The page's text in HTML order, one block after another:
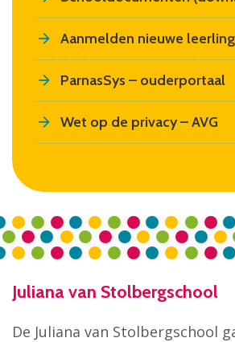
Aanmelden nieuwe leerling
ParnasSys – ouderportaal
Wet op de privacy – AVG
Juliana van Stolbergschool
De Juliana van Stolbergschool